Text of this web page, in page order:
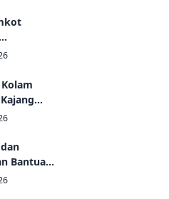
Layak
Kurang
Bebas
Bantuan
bagi